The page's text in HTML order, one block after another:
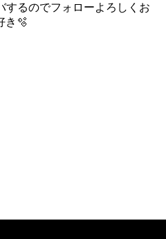
するのでフォローよろしくお
き🫧